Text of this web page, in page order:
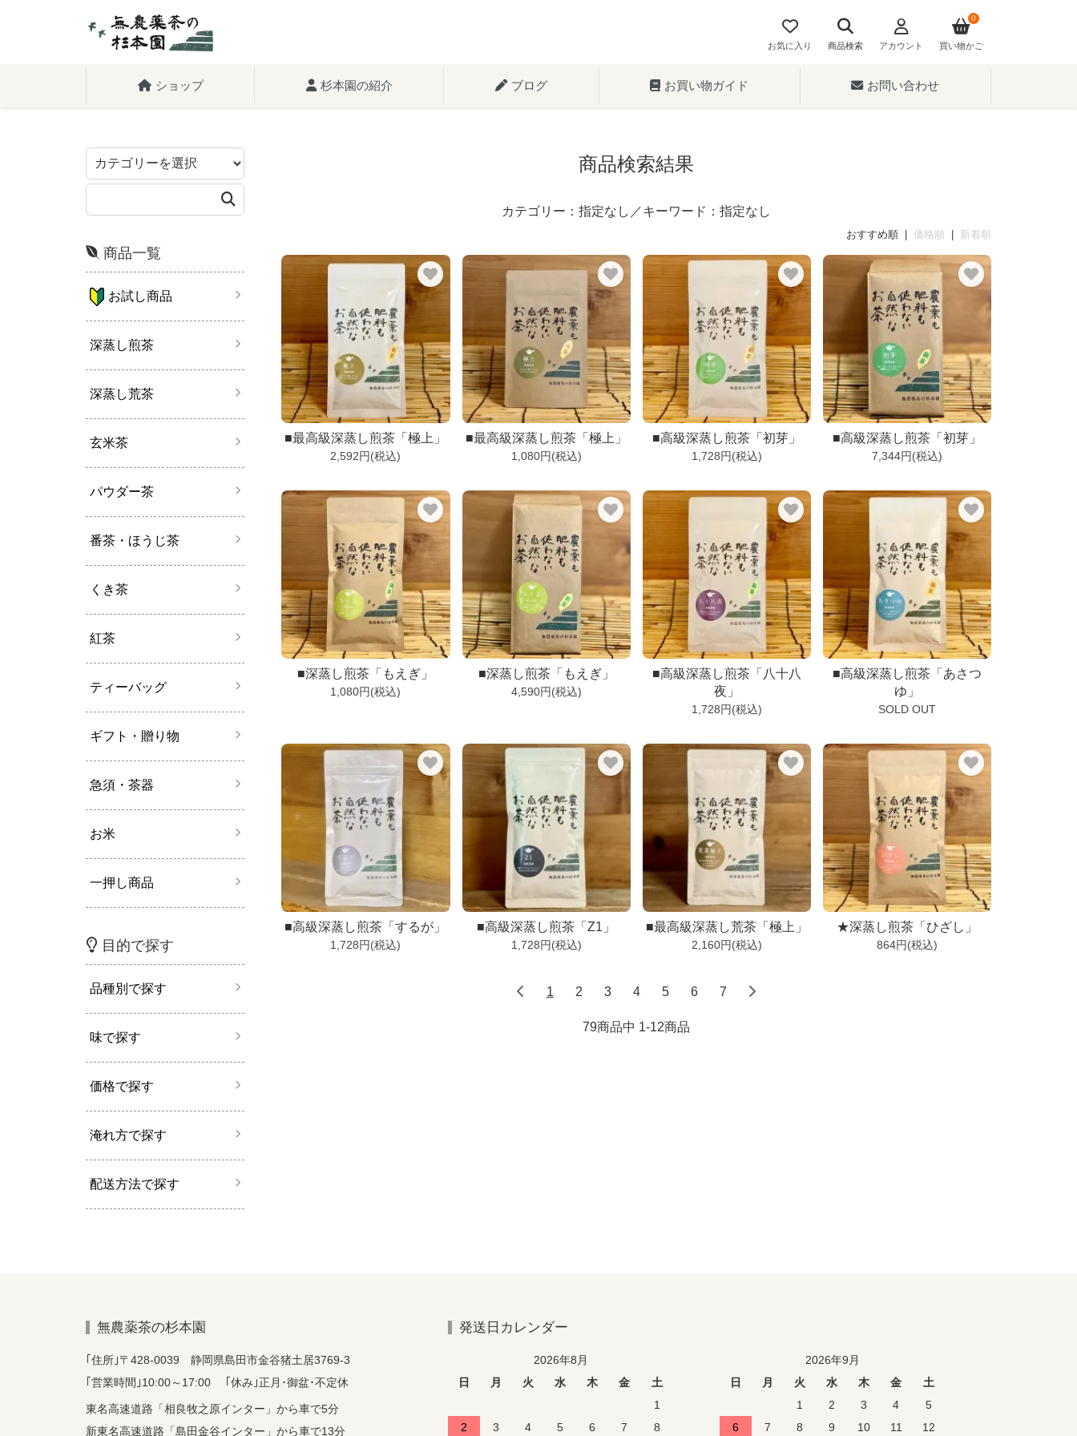
お気に入り 商品検索 アカウント 買い物かご
0
ショップ 杉本園の紹介 ブログ お買い物ガイド お問い合わせ
商品検索結果
カテゴリー：指定なし／キーワード：指定なし
おすすめ順 | 価格順 新着順
■最高級深蒸し煎茶「極上」
2,592円(税込)
■最高級深蒸し煎茶「極上」
1,080円(税込)
■高級深蒸し煎茶「初芽」
1,728円(税込)
■高級深蒸し煎茶「初芽」
7,344円(税込)
■深蒸し煎茶「もえぎ」
1,080円(税込)
■深蒸し煎茶「もえぎ」
4,590円(税込)
■高級深蒸し煎茶「八十八
夜」
1,728円(税込)
■高級深蒸し煎茶「あさつ
ゆ」
SOLD OUT
■高級深蒸し煎茶「するが」
1,728円(税込)
■高級深蒸し煎茶「Z1」
1,728円(税込)
■最高級深蒸し荒茶「極上」
2,160円(税込)
★深蒸し煎茶「ひざし」
864円(税込)
1 2 3 4 5 6 7
79商品中 1-12商品
商品一覧
お試し商品
深蒸し煎茶
深蒸し荒茶
玄米茶
パウダー茶
番茶・ほうじ茶
くき茶
紅茶
ティーバッグ
ギフト・贈り物
急須・茶器
お米
一押し商品
目的で探す
品種別で探す
味で探す
価格で探す
淹れ方で探す
配送方法で探す
無農薬茶の杉本園
｢住所｣〒428-0039 静岡県島田市金谷猪土居3769-3
｢営業時間｣10:00～17:00 ｢休み｣正月･御盆･不定休
東名高速道路「相良牧之原インター」から車で5分
新東名高速道路「島田金谷インター」から車で13分
発送日カレンダー
2026年8月
日
月 火 水 木 金
土
1
2
3 4 5 6 7 8
2026年9月
日
月 火 水 木 金
土
1
2 3 4
5
6
7 8 9 10 11 12